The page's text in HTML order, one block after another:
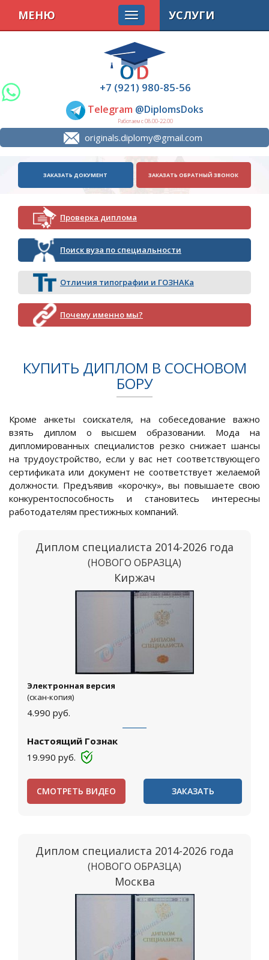
+7 (921) 980-85-56
Telegram @DiplomsDoks
Работаем с 08.00-22.00
originals.diplomy@gmail.com
МЕНЮ
ЗАКАЗАТЬ ДОКУМЕНТ ЗАКАЗАТЬ ОБРАТНЫЙ ЗВОНОК
Проверка диплома
Поиск вуза по специальности
Отличия типографии и ГОЗНАКа
Почему именно мы?
УСЛУГИ
КУПИТЬ ДИПЛОМ В СОСНОВОМ
БОРУ
Кроме анкеты соискателя, на собеседование важно
взять диплом о высшем образовании. Мода на
дипломированных специалистов резко снижает шансы
на трудоустройство, если у вас нет соответствующего
сертификата или документ не соответствует желаемой
должности. Предъявив «корочку», вы повышаете свою
конкурентоспособность и становитесь интересны
работодателям престижных компаний.
Диплом специалиста 2014-2026 года
(НОВОГО ОБРАЗЦА)
Киржач
Электронная версия
(скан-копия)
4.990 руб.
Настоящий Гознак
19.990 руб.
СМОТРЕТЬ ВИДЕО ЗАКАЗАТЬ
Диплом специалиста 2014-2026 года
(НОВОГО ОБРАЗЦА)
Москва